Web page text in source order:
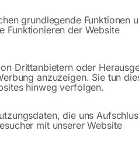
beachten Sie: Die Versandkosten
In den
Sie haben
Gerne
für die eine Einwilligung erteilt
grundlegende Funktionen
Funktionieren der Website
Drittanbietern oder
anzuzeigen. Sie tun
hinweg verfolgen.
die uns
mit unserer Website